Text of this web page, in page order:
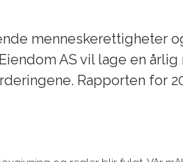
menneskerettigheter
AS vil lage en årlig
Rapporten for